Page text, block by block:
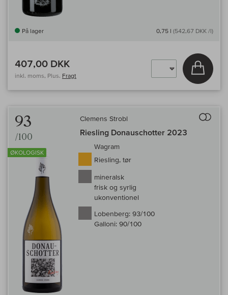
På lager 0,75 l (542,67 DKK /l)
407,00 DKK
inkl. moms, Plus. Fragt
Læg i
93
/100
ØKOLOGISK
Clemens Strobl
Riesling Donauschotter 2023
Wagram
Riesling, tør
mineralsk
frisk og syrlig
ukonventionel
Lobenberg: 93/100
Galloni: 90/100